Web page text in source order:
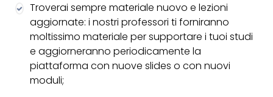
Troverai sempre materiale nuovo e lezioni
aggiornate: i nostri professori ti forniranno
moltissimo materiale per supportare i tuoi studi
e aggiorneranno periodicamente la
piattaforma con nuove slides o con nuovi
moduli;